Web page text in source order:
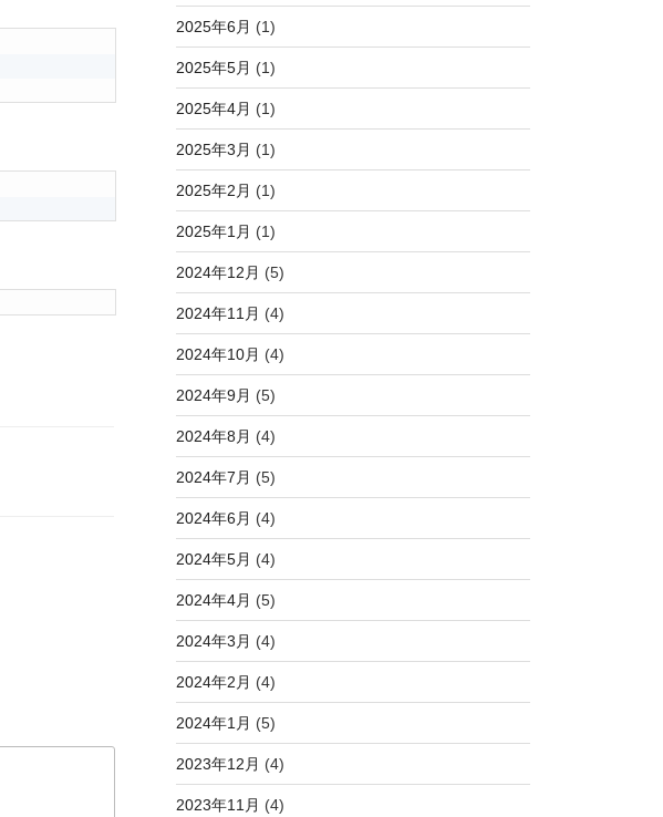
2025年6月 (1)
2025年5月 (1)
2025年4月 (1)
2025年3月 (1)
2025年2月 (1)
2025年1月 (1)
2024年12月 (5)
2024年11月 (4)
2024年10月 (4)
2024年9月 (5)
2024年8月 (4)
2024年7月 (5)
2024年6月 (4)
2024年5月 (4)
2024年4月 (5)
2024年3月 (4)
2024年2月 (4)
2024年1月 (5)
2023年12月 (4)
2023年11月 (4)